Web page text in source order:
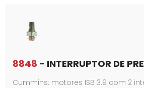
8848 - INTERRUPTOR DE
Cummins: motores ISB 3.9 com 2